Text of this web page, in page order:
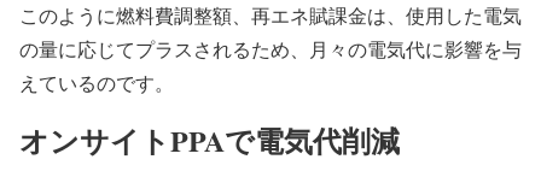
このように燃料費調整額、再エネ賦課金は、使用した電気
の量に応じてプラスされるため、月々の電気代に影響を与
えているのです。
オンサイトPPAで電気代削減